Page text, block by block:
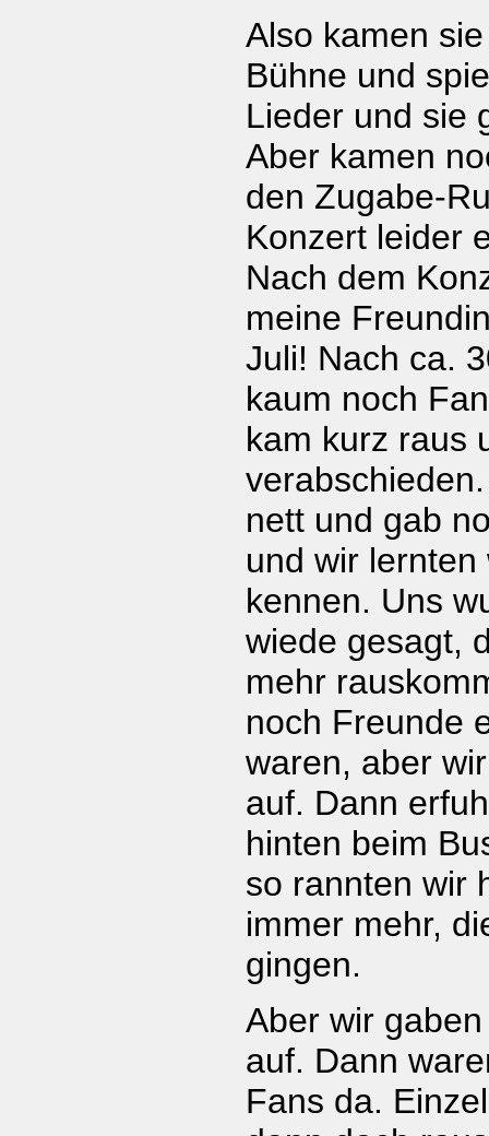
Also kamen
Bühne und
Lieder und sie
Aber kamen
den Zugabe-
Konzert leider
Nach dem
meine
Juli! Nach ca.
kaum noch
kam kurz raus
nett und gab
und wir
kennen. Uns
wiede gesagt,
mehr
noch Freunde
waren, aber
auf. Dann
hinten beim
so rannten wir
immer mehr,
gingen.
Aber wir
auf. Dann
Fans da.